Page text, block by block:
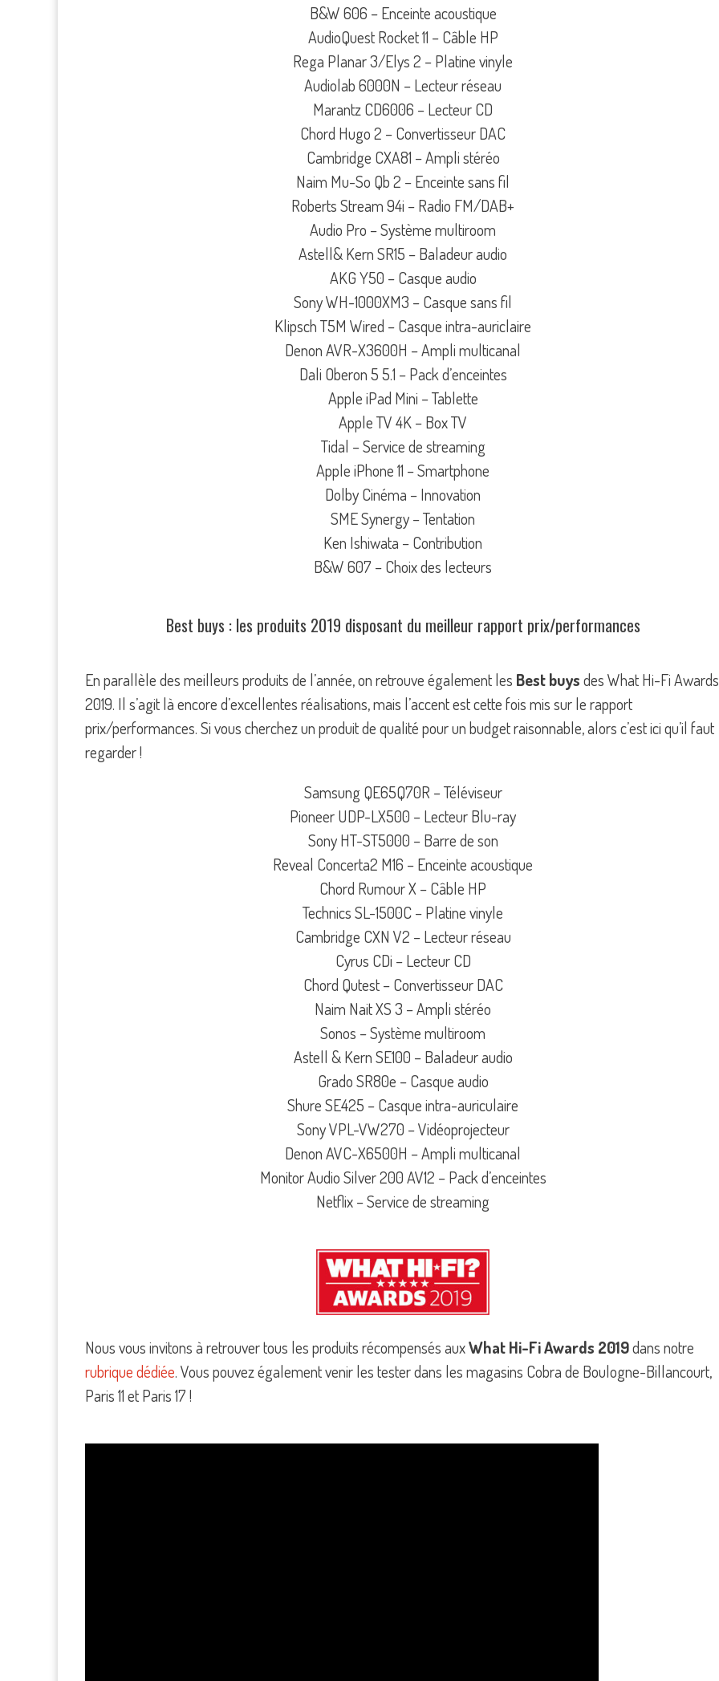
B&W 606 – Enceinte acoustique
AudioQuest Rocket 11 – Câble HP
Rega Planar 3/Elys 2 – Platine vinyle
Audiolab 6000N – Lecteur réseau
Marantz CD6006 – Lecteur CD
Chord Hugo 2 – Convertisseur DAC
Cambridge CXA81 – Ampli stéréo
Naim Mu-So Qb 2 – Enceinte sans fil
Roberts Stream 94i – Radio FM/DAB+
Audio Pro – Système multiroom
Astell& Kern SR15 – Baladeur audio
AKG Y50 – Casque audio
Sony WH-1000XM3 – Casque sans fil
Klipsch T5M Wired – Casque intra-auriclaire
Denon AVR-X3600H – Ampli multicanal
Dali Oberon 5 5.1 – Pack d’enceintes
Apple iPad Mini – Tablette
Apple TV 4K – Box TV
Tidal – Service de streaming
Apple iPhone 11 – Smartphone
Dolby Cinéma – Innovation
SME Synergy – Tentation
Ken Ishiwata – Contribution
B&W 607 – Choix des lecteurs
Best buys : les produits 2019 disposant du meilleur rapport prix/performances
En parallèle des meilleurs produits de l’année, on retrouve également les Best buysdes What Hi-Fi Awards
2019. Il s’agit là encore d’excellentes réalisations, mais l’accent est cette fois mis sur le rapport
prix/performances. Si vous cherchez un produit de qualité pour un budget raisonnable, alors c’est ici qu’il faut
regarder !
Samsung QE65Q70R – Téléviseur
Pioneer UDP-LX500 – Lecteur Blu-ray
Sony HT-ST5000 – Barre de son
Reveal Concerta2 M16 – Enceinte acoustique
Chord Rumour X – Câble HP
Technics SL-1500C – Platine vinyle
Cambridge CXN V2 – Lecteur réseau
Cyrus CDi – Lecteur CD
Chord Qutest – Convertisseur DAC
Naim Nait XS 3 – Ampli stéréo
Sonos – Système multiroom
Astell & Kern SE100 – Baladeur audio
Grado SR80e – Casque audio
Shure SE425 – Casque intra-auriculaire
Sony VPL-VW270 – Vidéoprojecteur
Denon AVC-X6500H – Ampli multicanal
Monitor Audio Silver 200 AV12 – Pack d’enceintes
Netflix – Service de streaming
Nous vous invitons à retrouver tous les produits récompensés auxWhat Hi-Fi Awards 2019dans notre
rubrique dédiée. Vous pouvez également venir les tester dans les magasins Cobra de Boulogne-Billancourt,
Paris 11 et Paris 17 !